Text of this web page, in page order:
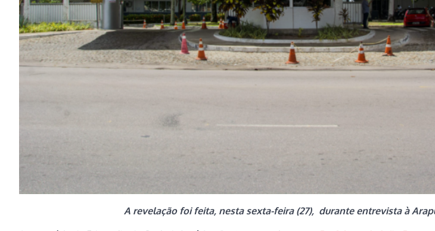
A revelação foi feita, nesta sexta-feira (27), durante entrevista à